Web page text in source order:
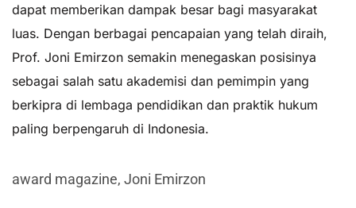
dapat memberikan dampak besar bagi masyarakat
luas. Dengan berbagai pencapaian yang telah diraih,
Prof. Joni Emirzon semakin menegaskan posisinya
sebagai salah satu akademisi dan pemimpin yang
berkipra di lembaga pendidikan dan praktik hukum
paling berpengaruh di Indonesia.
award magazine, Joni Emirzon